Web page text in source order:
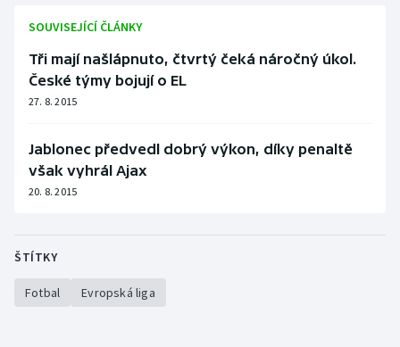
SOUVISEJÍCÍ ČLÁNKY
Tři mají našlápnuto, čtvrtý čeká náročný úkol.
České týmy bojují o EL
27. 8. 2015
Jablonec předvedl dobrý výkon, díky penaltě
však vyhrál Ajax
20. 8. 2015
ŠTÍTKY
Fotbal Evropská liga